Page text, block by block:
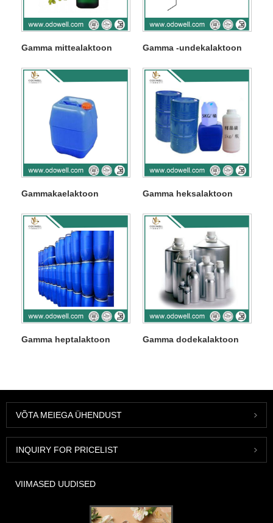
Gamma mittealaktoon Gamma -undekalaktoon
Gammakaelaktoon Gamma heksalaktoon
Gamma heptalaktoon Gamma dodekalaktoon
VÕTA MEIEGA ÜHENDUST
INQUIRY FOR PRICELIST
VIIMASED UUDISED